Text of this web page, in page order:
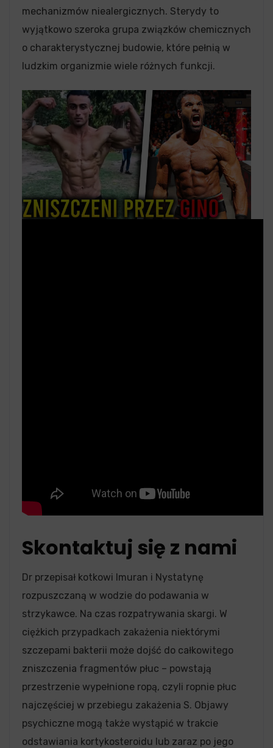
mechanizmów niealergicznych. Sterydy to
wyjątkowo szeroka grupa związków chemicznych
o charakterystycznej budowie, które pełnią w
ludzkim organizmie wiele różnych funkcji.
Skontaktuj się z nami
Dr przepisał kotkowi Imuran i Nystatynę
rozpuszczaną w wodzie do podawania w
strzykawce. Na czas rozpatrywania skargi. W
ciężkich przypadkach zakażenia niektórymi
szczepami bakterii może dojść do całkowitego
zniszczenia fragmentów płuc – powstają
przestrzenie wypełnione ropą, czyli ropnie płuc
najczęściej w przebiegu zakażenia S. Objawy
psychiczne mogą także wystąpić w trakcie
odstawiania kortykosteroidu lub zaraz po jego